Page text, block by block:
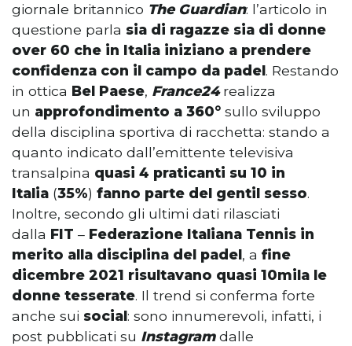
giornale britannico The Guardian: l’articolo in
questione parla sia di ragazze sia di donne
over 60 che in Italia iniziano a prendere
confidenza con il campo da padel. Restando
in ottica Bel Paese, France24realizza
un approfondimento a 360° sullo sviluppo
della disciplina sportiva di racchetta: stando a
quanto indicato dall’emittente televisiva
transalpina quasi 4 praticanti su 10 in
Italia (35%) fanno parte del gentil sesso.
Inoltre, secondo gli ultimi dati rilasciati
dalla FIT – Federazione Italiana Tennis in
merito alla disciplina del padel, a fine
dicembre 2021 risultavano quasi 10mila le
donne tesserate. Il trend si conferma forte
anche sui social: sono innumerevoli, infatti, i
post pubblicati su Instagramdalle